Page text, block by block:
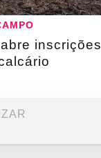
inscrições